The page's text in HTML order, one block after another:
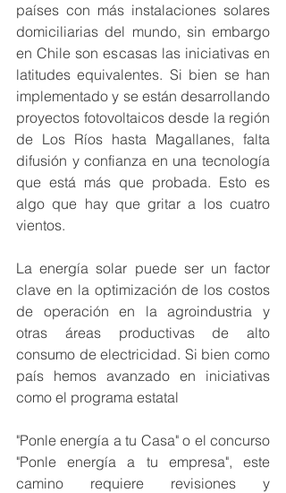
países con más instalaciones solares
domiciliarias del mundo, sin embargo
en Chile son escasas las iniciativas en
latitudes equivalentes. Si bien se han
implementado y se están desarrollando
proyectos fotovoltaicos desde la región
de Los Ríos hasta Magallanes, falta
difusión y confianza en una tecnología
que está más que probada. Esto es
algo que hay que gritar a los cuatro
vientos.
La energía solar puede ser un factor
clave en la optimización de los costos
de operación en la agroindustria y
otras áreas productivas de alto
consumo de electricidad. Si bien como
país hemos avanzado en iniciativas
como el programa estatal
"Ponle energía a tu Casa" o el concurso
"Ponle energía a tu empresa", este
camino requiere revisiones y